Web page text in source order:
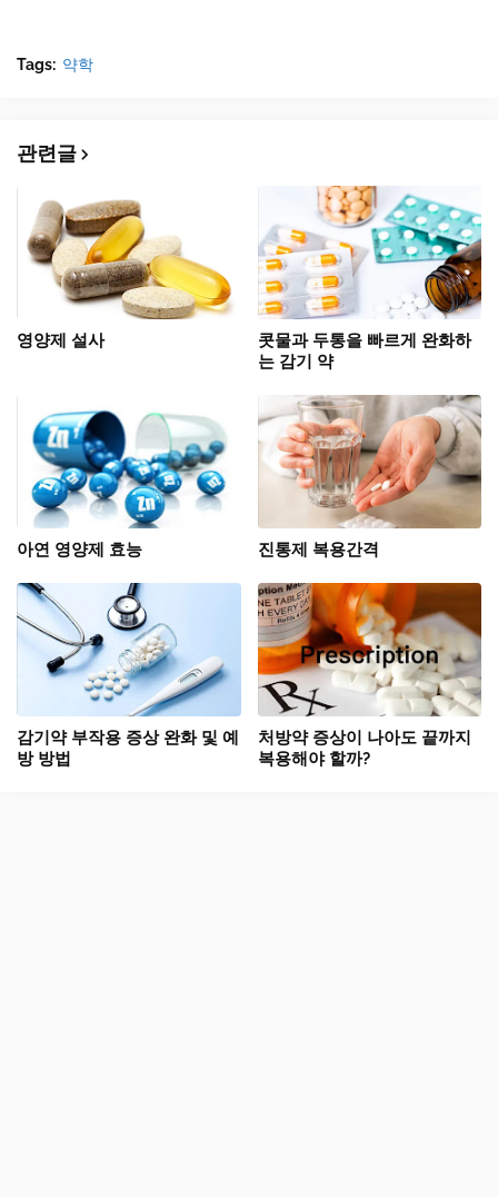
Tags: 약학
관련글
영양제 설사
콧물과 두통을 빠르게 완화하
는 감기 약
아연 영양제 효능 진통제 복용간격
감기약 부작용 증상 완화 및 예
방 방법
처방약 증상이 나아도 끝까지
복용해야 할까?